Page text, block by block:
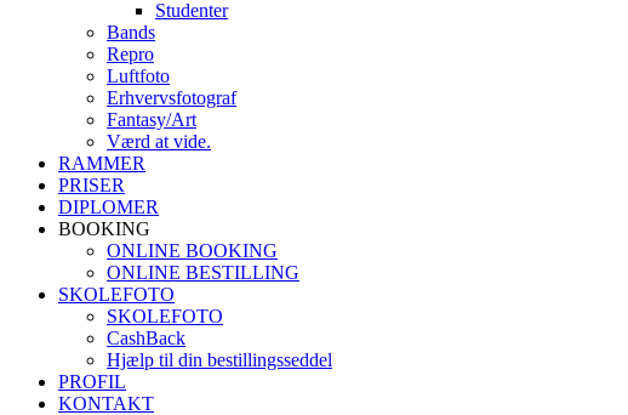
Studenter
Bands
Repro
Luftfoto
Erhvervsfotograf
Fantasy/Art
Værd at vide.
RAMMER
PRISER
DIPLOMER
BOOKING
ONLINE BOOKING
ONLINE BESTILLING
SKOLEFOTO
SKOLEFOTO
CashBack
Hjælp til din bestillingsseddel
PROFIL
KONTAKT